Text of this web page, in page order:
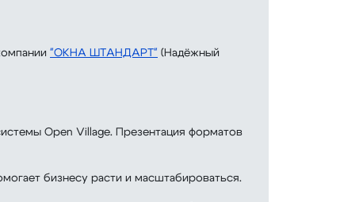
"ОКНА ШТАНДАРТ" (Надёжный
Open Village. Презентация форматов
бизнесу расти и масштабироваться.